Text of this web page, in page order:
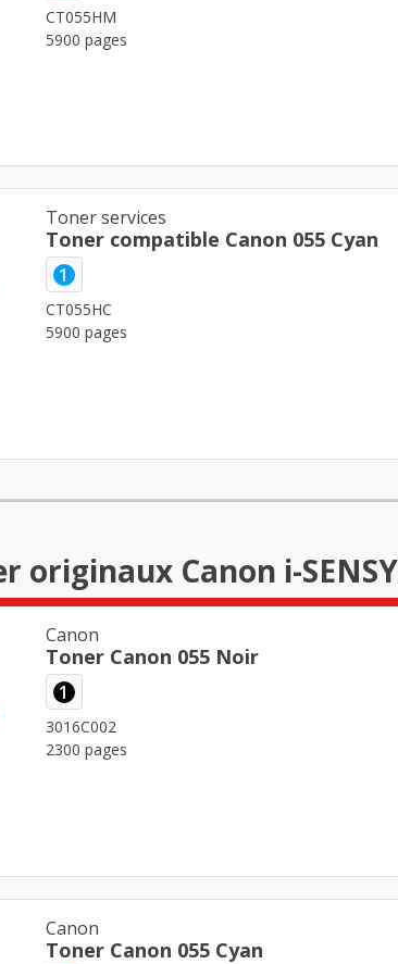
CT055HM
5900 pages
Toner services
Toner compatible Canon 055 Cyan
1
CT055HC
5900 pages
originaux Canon i-
Canon
Toner Canon 055 Noir
1
3016C002
2300 pages
Canon
Toner Canon 055 Cyan